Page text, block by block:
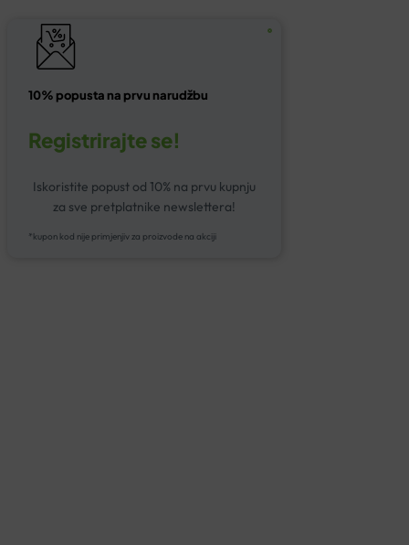
10% popusta na prvu narudžbu
Registrirajte se!
Iskoristite popust od 10% na prvu kupnju
za sve pretplatnike newslettera!
*kupon kod nije primjenjiv za proizvode na akciji